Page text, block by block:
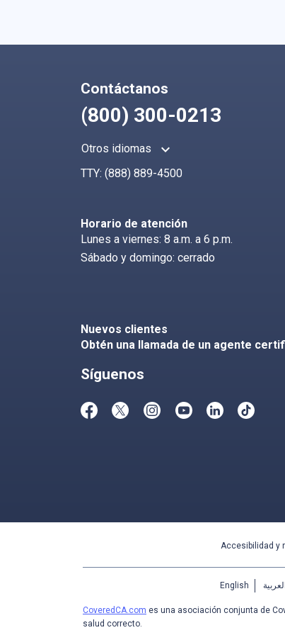
Contáctanos
(800) 300-0213
Otros idiomas keyboard_arrow_up
TTY: (888) 889-4500
Horario de atención
Lunes a viernes: 8 a.m. a 6 p.m.
Sábado y domingo: cerrado
Nuevos clientes
Obtén una llamada de un agente
Síguenos
Accesibilidad y
English العربية
CoveredCA.com es una asociación conjunta de
salud correcto.